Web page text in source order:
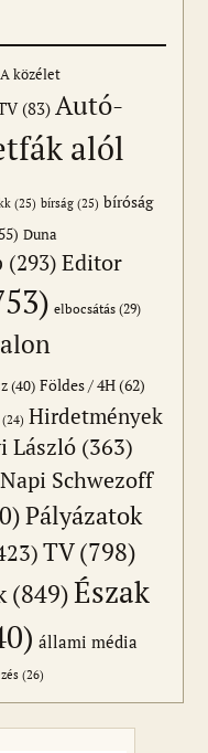
A közélet
(83) Autó-
alól
(25) bírság (25) bíróság
Duna
(293) Editor
elbocsátás (29)
(40) Földes / 4H(62)
(24) Hirdetmények
László (363)
Napi Schwezoff
Pályázatok
TV(798)
(849)Észak
állami média
(26)